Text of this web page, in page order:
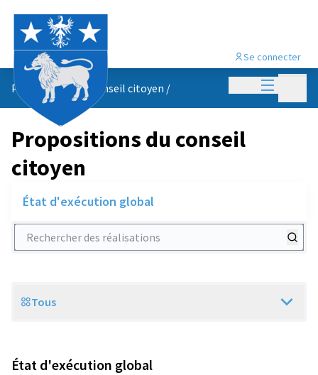
Menu
Se connecter
Propositions du conseil citoyen /
Propositions du conseil
citoyen
État d'exécution global
Rechercher des réalisations
Scope
Tous
État d'exécution global